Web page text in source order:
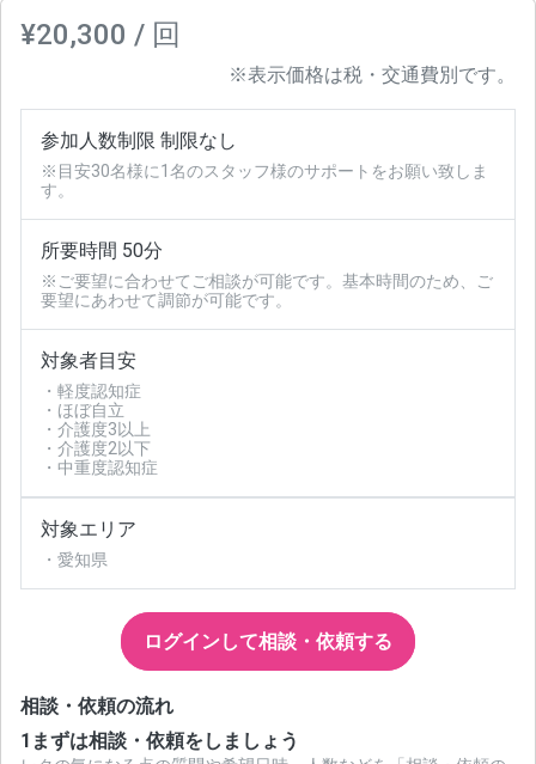
¥20,300 / 回
※表示価格は税・交通費別です。
参加人数制限 制限なし
※目安30名様に1名のスタッフ様のサポートをお願い致しま
す。
所要時間 50分
※ご要望に合わせてご相談が可能です。基本時間のため、ご
要望にあわせて調節が可能です。
対象者目安
・軽度認知症
・ほぼ自立
・介護度3以上
・介護度2以下
・中重度認知症
対象エリア
・愛知県
ログインして相談・依頼する
相談・依頼の流れ
1 まずは相談・依頼をしましょう